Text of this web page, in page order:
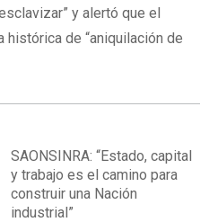
y alertó que el
de “aniquilación de
SAONSINRA: “Estado, capital
y trabajo es el camino para
construir una Nación
industrial”